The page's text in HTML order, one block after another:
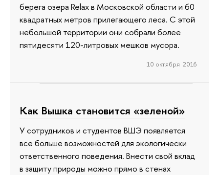
берега озера Relax в Московской области и 60
квадратных метров прилегающего леса. С этой
небольшой территории они собрали более
пятидесяти 120-литровых мешков мусора.
10 октября 2016
Как Вышка становится «зеленой»
У сотрудников и студентов ВШЭ появляется
все больше возможностей для экологически
ответственного поведения. Внести свой вклад
в защиту природы можно прямо в стенах